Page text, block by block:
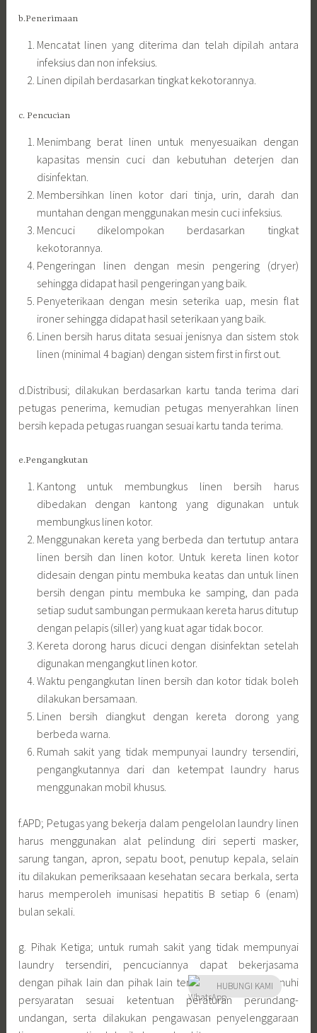
b.Penerimaan
Mencatat linen yang diterima dan telah dipilah antara
infeksius dan non infeksius.
Linen dipilah berdasarkan tingkat kekotorannya.
c. Pencucian
Menimbang berat linen untuk menyesuaikan dengan
kapasitas mensin cuci dan kebutuhan deterjen dan
disinfektan.
Membersihkan linen kotor dari tinja, urin, darah dan
muntahan dengan menggunakan mesin cuci infeksius.
Mencuci dikelompokan berdasarkan tingkat
kekotorannya.
Pengeringan linen dengan mesin pengering (dryer)
sehingga didapat hasil pengeringan yang baik.
Penyeterikaan dengan mesin seterika uap, mesin flat
ironer sehingga didapat hasil seterikaan yang baik.
Linen bersih harus ditata sesuai jenisnya dan sistem stok
linen (minimal 4 bagian) dengan sistem first in first out.
d.Distribusi; dilakukan berdasarkan kartu tanda terima dari
petugas penerima, kemudian petugas menyerahkan linen
bersih kepada petugas ruangan sesuai kartu tanda terima.
e.Pengangkutan
Kantong untuk membungkus linen bersih harus
dibedakan dengan kantong yang digunakan untuk
membungkus linen kotor.
Menggunakan kereta yang berbeda dan tertutup antara
linen bersih dan linen kotor. Untuk kereta linen kotor
didesain dengan pintu membuka keatas dan untuk linen
bersih dengan pintu membuka ke samping, dan pada
setiap sudut sambungan permukaan kereta harus ditutup
dengan pelapis (siller) yang kuat agar tidak bocor.
Kereta dorong harus dicuci dengan disinfektan setelah
digunakan mengangkut linen kotor.
Waktu pengangkutan linen bersih dan kotor tidak boleh
dilakukan bersamaan.
Linen bersih diangkut dengan kereta dorong yang
berbeda warna.
Rumah sakit yang tidak mempunyai laundry tersendiri,
pengangkutannya dari dan ketempat laundry harus
menggunakan mobil khusus.
f.APD; Petugas yang bekerja dalam pengelolan laundry linen
harus menggunakan alat pelindung diri seperti masker,
sarung tangan, apron, sepatu boot, penutup kepala, selain
itu dilakukan pemeriksaaan kesehatan secara berkala, serta
harus memperoleh imunisasi hepatitis B setiap 6 (enam)
bulan sekali.
g. Pihak Ketiga; untuk rumah sakit yang tidak mempunyai
laundry tersendiri, pencuciannya dapat bekerjasama
dengan pihak lain dan pihak lain tersebut harus memenuhi
persyaratan sesuai ketentuan peraturan perundang-
undangan, serta dilakukan pengawasan penyelenggaraan
HUBUNGI KAMI